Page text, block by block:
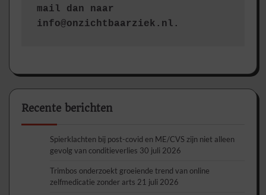
mail dan naar
info@onzichtbaarziek.nl.
Recente berichten
Spierklachten bij post-covid en ME/CVS zijn niet alleen
gevolg van conditieverlies 30 juli 2026
Trimbos onderzoekt groeiende trend van online
zelfmedicatie zonder arts 21 juli 2026